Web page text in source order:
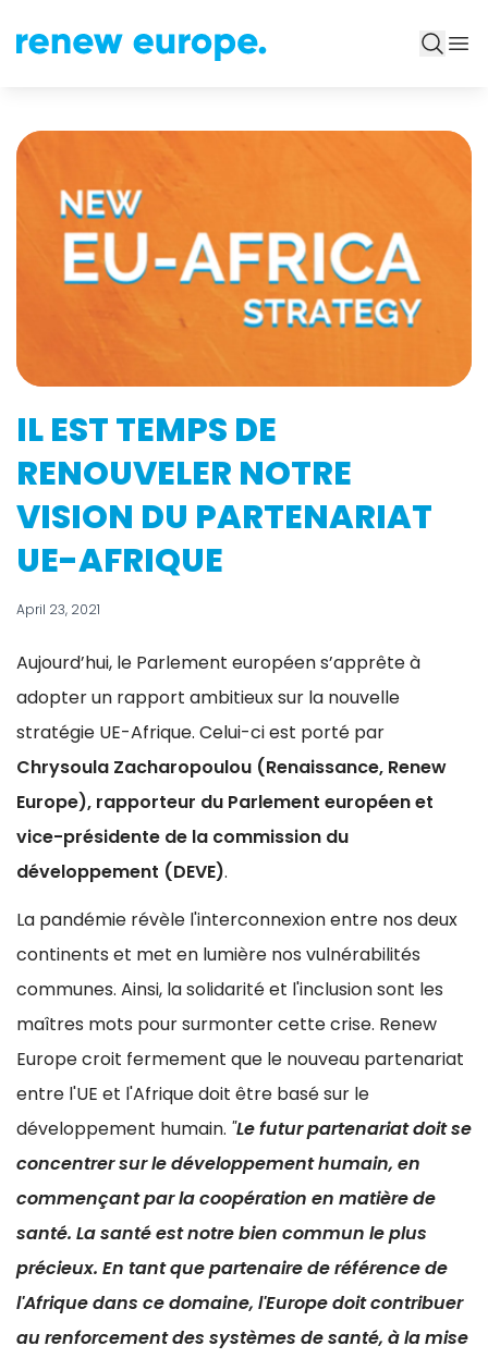
IL EST TEMPS DE
RENOUVELER NOTRE
VISION DU PARTENARIAT
UE-AFRIQUE
April 23, 2021
Aujourd’hui, le Parlement européen s’apprête à
adopter un rapport ambitieux sur la nouvelle
stratégie UE-Afrique. Celui-ci est porté par
Chrysoula Zacharopoulou (Renaissance, Renew
Europe), rapporteur du Parlement européen et
vice-présidente de la commission du
développement (DEVE).
La pandémie révèle l'interconnexion entre nos deux
continents et met en lumière nos vulnérabilités
communes. Ainsi, la solidarité et l'inclusion sont les
maîtres mots pour surmonter cette crise. Renew
Europe croit fermement que le nouveau partenariat
entre l'UE et l'Afrique doit être basé sur le
développement humain. "Le futur partenariat doit se
concentrer sur le développement humain, en
commençant par la coopération en matière de
santé. La santé est notre bien commun le plus
précieux. En tant que partenaire de référence de
l'Afrique dans ce domaine, l'Europe doit contribuer
au renforcement des systèmes de santé, à la mise